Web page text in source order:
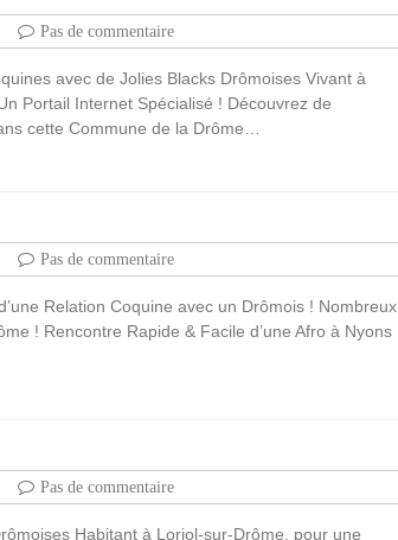
Pas de commentaire
avec de Jolies Blacks Drômoises Vivant à
Portail Internet Spécialisé ! Découvrez de
cette Commune de la Drôme…
Pas de commentaire
Relation Coquine avec un Drômois ! Nombreux
! Rencontre Rapide & Facile d’une Afro à Nyons
Pas de commentaire
Habitant à Loriol-sur-Drôme, pour une